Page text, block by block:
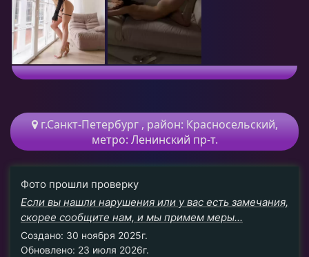
г.Санкт-Петербург, район: Красносельский,
метро: Ленинский пр-т.
Фото прошли проверку
Если вы нашли нарушения или у вас есть замечания,
скорее сообщите нам, и мы примем меры...
Создано: 30 ноября 2025г.
Обновлено: 23 июля 2026г.